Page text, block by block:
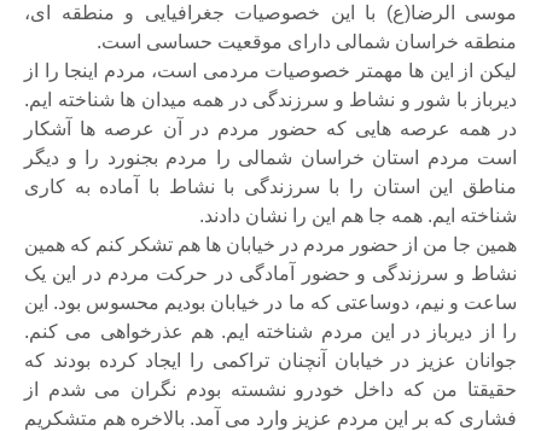
موسی الرضا(ع) با این خصوصیات جغرافیایی و منطقه ای،
منطقه خراسان شمالی دارای موقعیت حساسی است.
لیکن از این ها مهمتر خصوصیات مردمی است، مردم اینجا را از
دیرباز با شور و نشاط و سرزندگی در همه میدان ها شناخته ایم.
در همه عرصه هایی که حضور مردم در آن عرصه ها آشکار
است مردم استان خراسان شمالی را مردم بجنورد را و دیگر
مناطق این استان را با سرزندگی با نشاط با آماده به کاری
شناخته ایم. همه جا هم این را نشان دادند.
همین جا من از حضور مردم در خیابان ها هم تشکر کنم که همین
نشاط و سرزندگی و حضور آمادگی در حرکت مردم در این یک
ساعت و نیم، دوساعتی که ما در خیابان بودیم محسوس بود. این
را از دیرباز در این مردم شناخته ایم. هم عذرخواهی می کنم.
جوانان عزیز در خیابان آنچنان تراکمی را ایجاد کرده بودند که
حقیقتا من که داخل خودرو نشسته بودم نگران می شدم از
فشاری که بر این مردم عزیز وارد می آمد. بالاخره هم متشکریم